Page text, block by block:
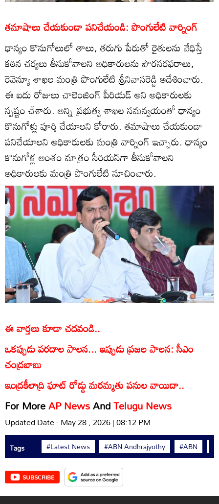
తమాషాలు చేయకుండా పనిచేయండి: పొంగులేటి వార్నింగ్
ధాన్యం కొనుగోలులో తాలు, తరుగు పేరుతో రైతులను వేధిస్తే
కఠిన చర్యలు తీసుకోవాలని అధికారులను పౌరసరఫరాలు,
రెవెన్యూ శాఖల మంత్రి పొంగులేటి శ్రీనివాసరెడ్డి ఆదేశించారు.
ఈ ఐదు రోజులు చాలెంజింగ్ పీరియడ్ అని అధికారులకు
స్పష్టం చేశారు. అన్ని ప్రభుత్వ శాఖల సమన్వయంతో ధాన్యం
కొనుగోళ్లు పూర్తి చేయాలని కోరారు. తమాషాలు చేయకుండా
పనిచేయాలని అధికారులకు మంత్రి వార్నింగ్ ఇచ్చారు. ధాన్యం
కొనుగోళ్ల అంశం మాత్రం సీరియస్‌గా తీసుకోవాలని
అధికారులకు మంత్రి పొంగులేటి సూచించారు.
ఈ వార్తలు కూడా చదవండి..
ఒకప్పుడు పరదాల పాలన... ఇప్పుడు ప్రజల పాలన: సీఎం
చంద్రబాబు
ఇంద్రకీలాద్రి ఘాట్ రోడ్డు మరమ్మతు పనుల వాయిదా..
For MoreAP NewsAndTelugu News
Updated Date - May 28 , 2026 | 08:12 PM
Tags #Latest News #ABN Andhrajyothy #ABN
SUBSCRIBE